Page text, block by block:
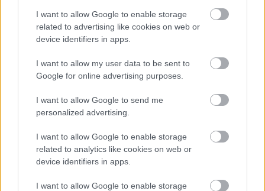
I want to allow Google to enable storage
related to advertising like cookies on web or
device identifiers in apps.
I want to allow my user data to be sent to
Google for online advertising purposes.
I want to allow Google to send me
personalized advertising.
I want to allow Google to enable storage
related to analytics like cookies on web or
device identifiers in apps.
I want to allow Google to enable storage